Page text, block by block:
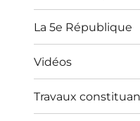
La 5e République
Vidéos
Travaux